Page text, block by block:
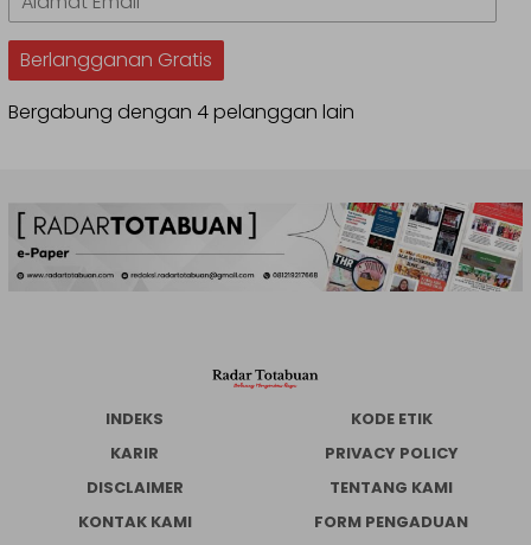
Email
Berlangganan Gratis
Bergabung dengan 4 pelanggan lain
INDEKS
KODE ETIK
KARIR
PRIVACY POLICY
DISCLAIMER
TENTANG KAMI
KONTAK KAMI
FORM PENGADUAN